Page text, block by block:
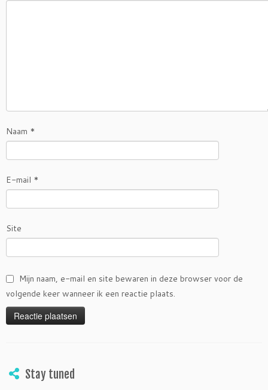
Naam *
E-mail *
Site
Mijn naam, e-mail en site bewaren in deze browser voor de
volgende keer wanneer ik een reactie plaats.
Stay tuned